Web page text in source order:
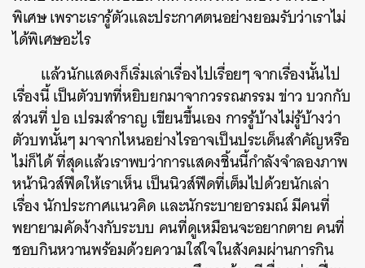
พิเศษ เพราะเรารู้ตัวและประกาศตนอย่างยอมรับว่าเราไม่
ได้พิเศษอะไร
แล้วนักแสดงก็เริ่มเล่าเรื่องไปเรื่อยๆ จากเรื่องนั้นไป
เรื่องนี้ เป็นตัวบทที่หยิบยกมาจากวรรณกรรม ข่าว บวกกับ
ส่วนที่ ปอ เปรมสำราญ เขียนขึ้นเอง การรู้บ้างไม่รู้บ้างว่า
ตัวบทนั้นๆ มาจากไหนอย่างไรอาจเป็นประเด็นสำคัญหรือ
ไม่ก็ได้ ที่สุดแล้วเราพบว่าการแสดงชิ้นนี้กำลังจำลองภาพ
หน้านิวส์ฟีดให้เราเห็น เป็นนิวส์ฟีดที่เต็มไปด้วยนักเล่า
เรื่อง นักประกาศแนวคิด และนักระบายอารมณ์ มีคนที่
พยายามคัดง้างกับระบบ คนที่ดูเหมือนจะอยากตาย คนที่
ชอบกินหวานพร้อมด้วยความใส่ใจในสังคมผ่านการกิน